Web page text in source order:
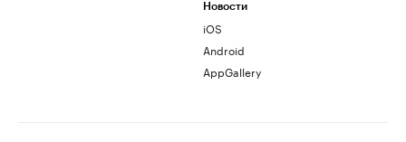
Новости
iOS
Android
AppGallery